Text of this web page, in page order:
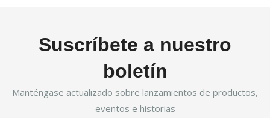
Suscríbete a nuestro
boletín
Manténgase actualizado sobre lanzamientos de productos,
eventos e historias